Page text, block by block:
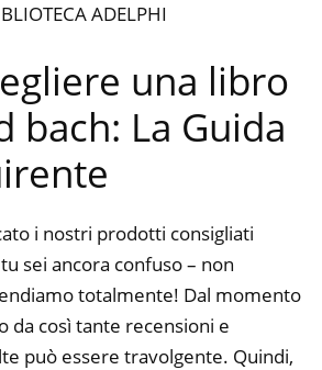
ADELPHI
una libro
bach: La Guida
i nostri prodotti consigliati
sei ancora confuso – non
totalmente! Dal momento
da così tante recensioni e
può essere travolgente. Quindi,